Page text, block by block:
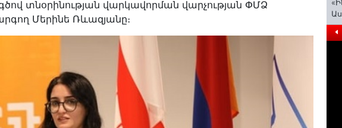
տնօրինության վարկավորման վարչության ՓՄՁ
Մերինե Ռևազյանը։